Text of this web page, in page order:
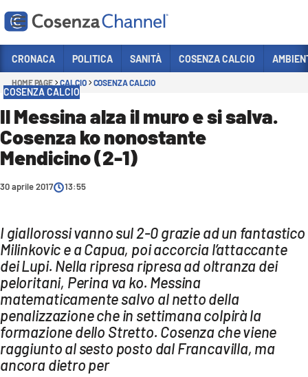
Sezioni
CRONACA
POLITICA
COSENZA CALCIO
ECONOMIA E LAVORO
SANITÀ
SPORT
CULTURA
AMBIENTE
Streaming
LAC TV
CRONACA POLITICA SANITÀ COSENZA CALCIO
HOME PAGE CALCIO COSENZA CALCIO
COSENZA CALCIO
Il Messina alza il muro e si salva.
Cosenza ko nonostante
Mendicino (2-1)
30 aprile 2017 13:55
I giallorossi vanno sul 2-0 grazie ad un fantastico
Milinkovic e a Capua, poi accorcia l’attaccante
dei Lupi. Nella ripresa ripresa ad oltranza dei
peloritani, Perina va ko. Messina
matematicamente salvo al netto della
penalizzazione che in settimana colpirà la
formazione dello Stretto. Cosenza che viene
raggiunto al sesto posto dal Francavilla, ma
ancora dietro per